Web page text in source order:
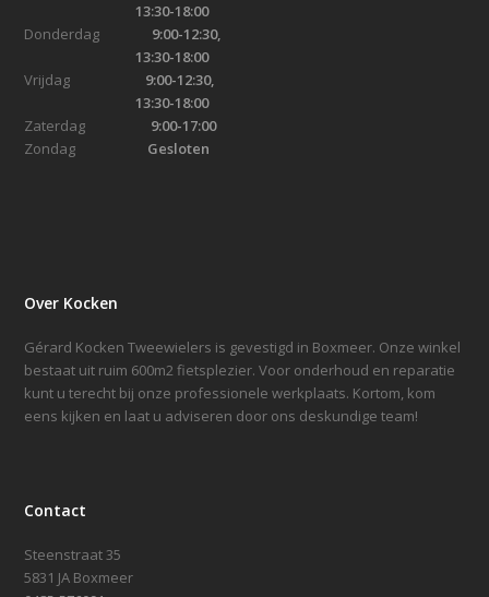
13:30-18:00
Donderdag 9:00-12:30,
13:30-18:00
Vrijdag 9:00-12:30,
13:30-18:00
Zaterdag 9:00-17:00
Zondag Gesloten
Over Kocken
Gérard Kocken Tweewielers is gevestigd in Boxmeer. Onze winkel
bestaat uit ruim 600m2 fietsplezier. Voor onderhoud en reparatie
kunt u terecht bij onze professionele werkplaats. Kortom, kom
eens kijken en laat u adviseren door ons deskundige team!
Contact
Steenstraat 35
5831 JA Boxmeer